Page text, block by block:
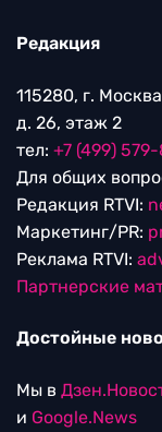
Редакция
115280, г.
д. 26, этаж 2
тел: +7 (499)
Для общих
Редакция RTVI:
Маркетинг/PR:
Реклама RTVI:
Партнерские
Достойные
Мы в
и Google.News